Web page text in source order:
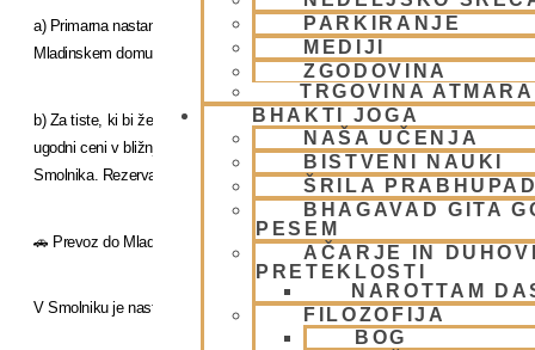
PARKIRANJE
MEDIJI
ZGODOVINA
TRGOVINA
BHAKTI JOGA
NAŠA UČENJA
BISTVENI NAUKI
ŠRILA
BHAGAVAD GITA
PESEM
AČARJE IN
PRETEKLOSTI
NAROTTAM
FILOZOFIJA
BOG
a) Primarna nastanitev udeležencev bo kot vedno na lokaciji duhovnega
Mladinskem domu Smolnik.
b) Za tiste, ki bi želeli malce bolj udobno namestitev (in za družine) je le-ta na
ugodni ceni v bližnjem Hotelu Veter (https://hotel-veter.si/) – cca 15-20 min
Smolnika. Rezervacijo si uredite v lastnem aranžmaju.
🚗 Prevoz do Mladinskega doma si udeleženci organizirajo sami
V Smolniku je nastanitev ločena za moške in ženske.